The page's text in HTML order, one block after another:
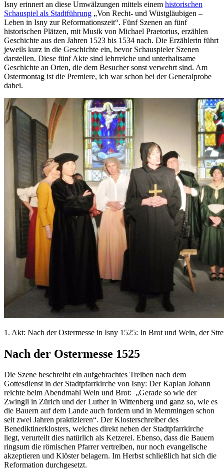
Isny erinnert an diese Umwälzungen mittels einem historischen
Schauspiel als Stadtführung „Von Recht- und Wüstgläubigen –
Leben in Isny zur Reformationszeit“. Fünf Szenen an fünf
historischen Plätzen, mit Musik von Michael Praetorius, erzählen
Geschichte aus den Jahren 1523 bis 1534 nach. Die Erzählerin führt
jeweils kurz in die Geschichte ein, bevor Schauspieler Szenen
darstellen. Diese fünf Akte sind lehrreiche und unterhaltsame
Geschichte an Orten, die dem Besucher sonst verwehrt sind. Am
Ostermontag ist die Premiere, ich war schon bei der Generalprobe
dabei.
1. Akt: Nach der Ostermesse in Isny 1525: In Brot und Wein, der
Nach der Ostermesse 1525
Die Szene beschreibt ein aufgebrachtes Treiben nach dem
Gottesdienst in der Stadtpfarrkirche von Isny: Der Kaplan Johann
reichte beim Abendmahl Wein und Brot: „Gerade so wie der
Zwingli in Zürich und der Luther in Wittenberg und ganz so, wie es
die Bauern auf dem Lande auch fordern und in Memmingen schon
seit zwei Jahren praktizieren“. Der Klosterschreiber des
Benediktinerklosters, welches direkt neben der Stadtpfarrkirche
liegt, verurteilt dies natürlich als Ketzerei. Ebenso, dass die Bauern
ringsum die römischen Pfarrer vertreiben, nur noch evangelische
akzeptieren und Klöster belagern. Im Herbst schließlich hat sich die
Reformation durchgesetzt.